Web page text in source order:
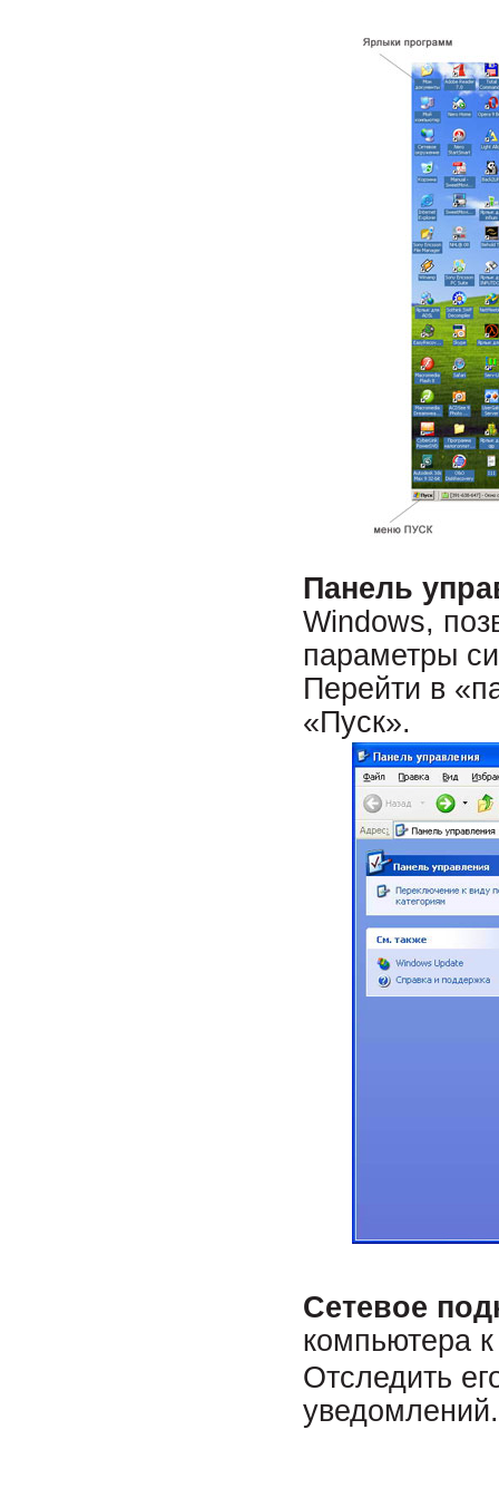
Панель
Windows,
параметры
Перейти в
«Пуск».
Сетевое
компьютера к
Отследить
уведомлений.